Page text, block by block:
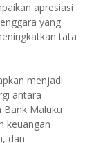
apresiasi
yang
tata
menjadi
antara
Bank Maluku
keuangan
dan